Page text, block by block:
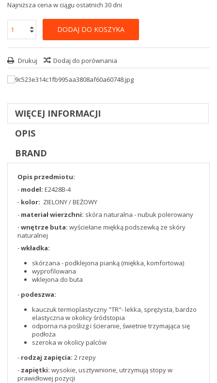
Najniższa cena w ciągu ostatnich 30 dni
DODAJ DO KOSZYKA
Drukuj Dodaj do porównania
WIĘCEJ INFORMACJI
OPIS
BRAND
Opis przedmiotu:
- model: E2428B-4
- kolor: ZIELONY / BEŻOWY
- materiał wierzchni: skóra naturalna - nubuk polerowany
-wnętrze buta: wyściełane miękką podszewką ze skóry
naturalnej
-wkładka:
skórzana - podklejona pianką (miękka, komfortowa)
wyprofilowana
wklejona do buta
- podeszwa:
kauczuk termoplastyczny "TR"- lekka, sprężysta, bardzo
elastyczna w okolicy śródstopia
odporna na poślizg i ścieranie, świetnie trzymająca się
podłoża
szeroka w okolicy palców
- rodzaj zapięcia: 2 rzepy
- zapiętki: wysokie, usztywnione, utrzymują stopy w
prawidłowej pozycji